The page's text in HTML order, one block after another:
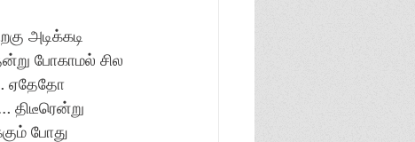
அடிக்கடி
போகாமல் சில
ஏதேதோ
போது